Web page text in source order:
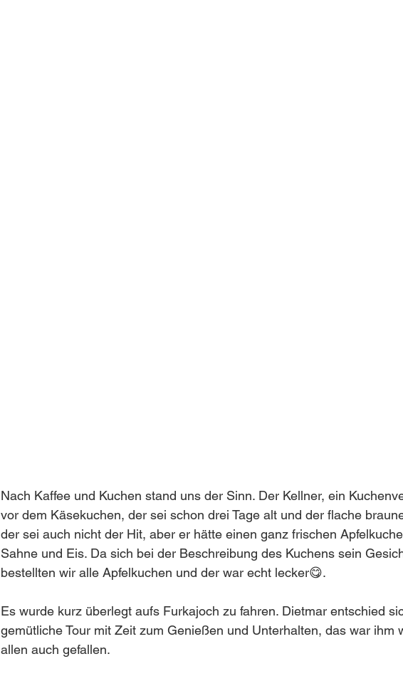
Nach Kaffee und Kuchen stand uns der Sinn. Der Kellner, ein
vor dem Käsekuchen, der sei schon drei Tage alt und der flache
der sei auch nicht der Hit, aber er hätte einen ganz frischen
Sahne und Eis. Da sich bei der Beschreibung des Kuchens sein
bestellten wir alle Apfelkuchen und der war echt lecker😋.
Es wurde kurz überlegt aufs Furkajoch zu fahren. Dietmar entschied
gemütliche Tour mit Zeit zum Genießen und Unterhalten, das war ihm
allen auch gefallen.